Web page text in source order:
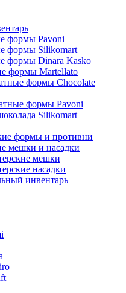
формы Pavoni
формы Silikomart
формы Dinara Kasko
формы Martellato
формы Chocolate
формы Pavoni
Silikomart
формы и противни
мешки и насадки
мешки
насадки
инвентарь